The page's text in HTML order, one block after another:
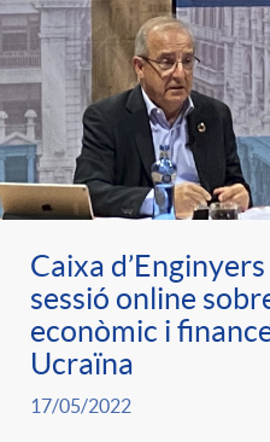
Caixa
sessió online
econòmic i
Ucraïna
17/05/2022